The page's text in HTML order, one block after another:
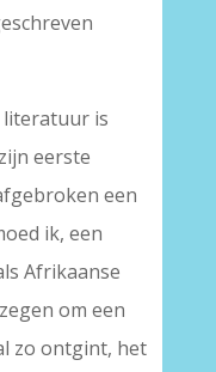
literatuur is
eerste
een
ik, een
Afrikaanse
om een
zo ontgint, het